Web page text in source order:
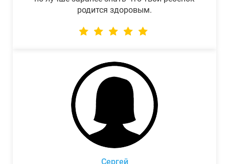
родится здоровым.
Сергей